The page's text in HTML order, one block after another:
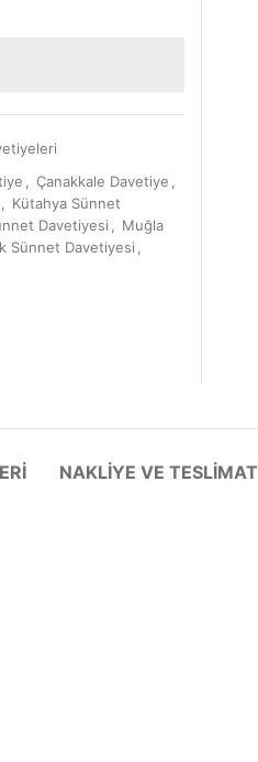
Çanakkale Davetiye
Kütahya Sünnet
Davetiyesi
Muğla
Sünnet Davetiyesi
NAKLIYE VE TESLIMAT